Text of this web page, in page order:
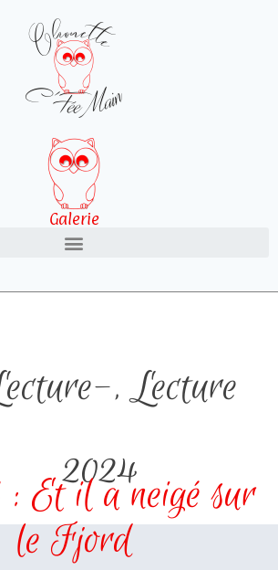
Galerie
,Lecture
2024
Et il a neigé sur
le Fjord